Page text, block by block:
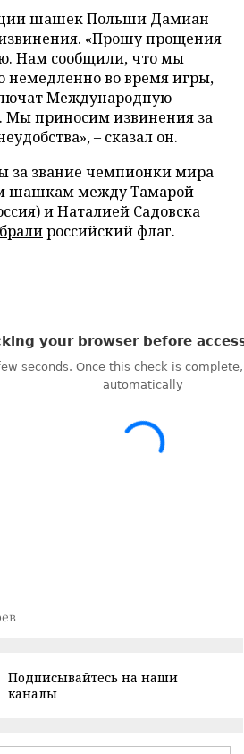
шашек Польши Дамиан
«Прошу прощения
Нам сообщили, что мы
немедленно во время игры,
Международную
приносим извинения за
– сказал он.
за звание чемпионки мира
шашкам между Тамарой
и Наталией Садовска
российский флаг.
Подписывайтесь на наши
каналы